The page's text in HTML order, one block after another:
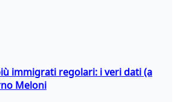
immigrati regolari: i veri dati (a
Meloni